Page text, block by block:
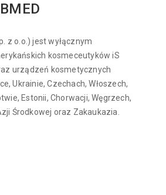
z o.o.) jest wyłącznym
kosmeceutyków iS
urządzeń kosmetycznych
Ukrainie, Czechach, Włoszech,
Estonii, Chorwacji, Węgrzech,
Środkowej oraz Zakaukazia.